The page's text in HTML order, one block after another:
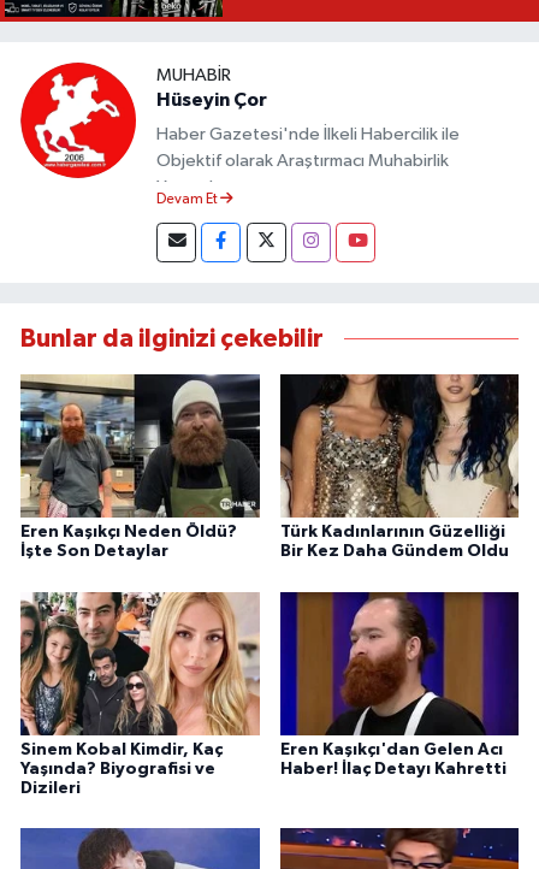
MUHABIR
Hüseyin Çor
Haber Gazetesi'nde İlkeli Habercilik ile
Objektif olarak Araştırmacı Muhabirlik
Yapmaktayım.
Devam Et
Bunlar da ilginizi çekebilir
Eren Kaşıkçı Neden Öldü?
İşte Son Detaylar
Türk Kadınlarının Güzelliği
Bir Kez Daha Gündem Oldu
Sinem Kobal Kimdir, Kaç
Yaşında? Biyografisi ve
Dizileri
Eren Kaşıkçı'dan Gelen Acı
Haber! İlaç Detayı Kahretti